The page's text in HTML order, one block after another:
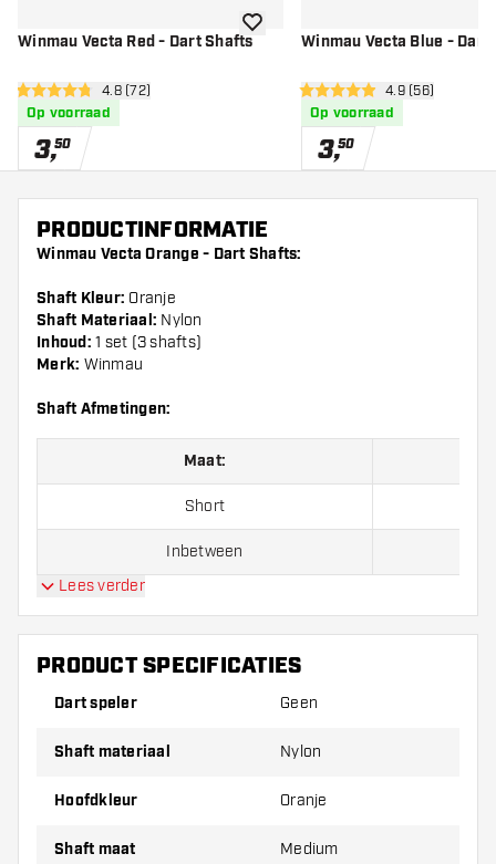
Winmau Vecta Red - Dart Shafts
open reviews drawer
4.8 score sterren4.8 (72)
Op voorraad
3,50
toevoegen aan verlanglijst
Winmau Vecta Blue - Dart
open reviews
4.9 score sterren4.9 (56)
Op voorraad
3,50
PRODUCTINFORMATIE
Winmau Vecta Orange - Dart Shafts:
Shaft Kleur: Oranje
Shaft Materiaal: Nylon
Inhoud: 1 set (3 shafts)
Merk: Winmau
Shaft Afmetingen:
Maat:
Short
Inbetween
Let op!:Opgegeven lengte van de Winmau Vecta Orange is
gemeten exclusief schroefdraad.
set = 3 shafts)
Dartshopper tip!
Lees verder
PRODUCT SPECIFICATIES
Dart speler Geen
Shaft materiaal Nylon
Hoofdkleur Oranje
Shaft maat Medium